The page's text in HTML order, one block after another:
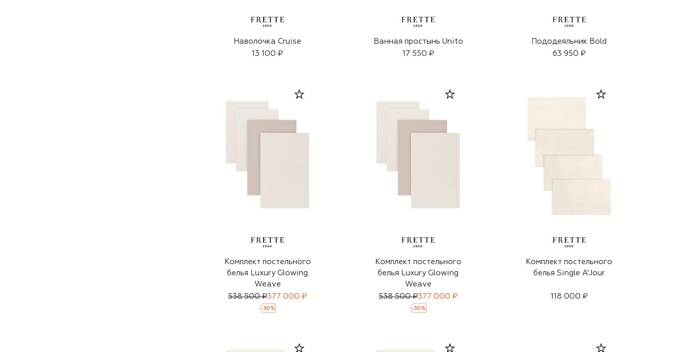
Наволочка Cruise
13 100 ₽
Ванная простынь Unito
17 550 ₽
Пододеяльник Bold
63 950 ₽
Комплект постельного
белья Luxury Glowing
Weave
538 500 ₽377 000 ₽
-30 %
Комплект постельного
белья Luxury Glowing
Weave
538 500 ₽377 000 ₽
-30 %
Комплект постельного
белья Single A'Jour
118 000 ₽